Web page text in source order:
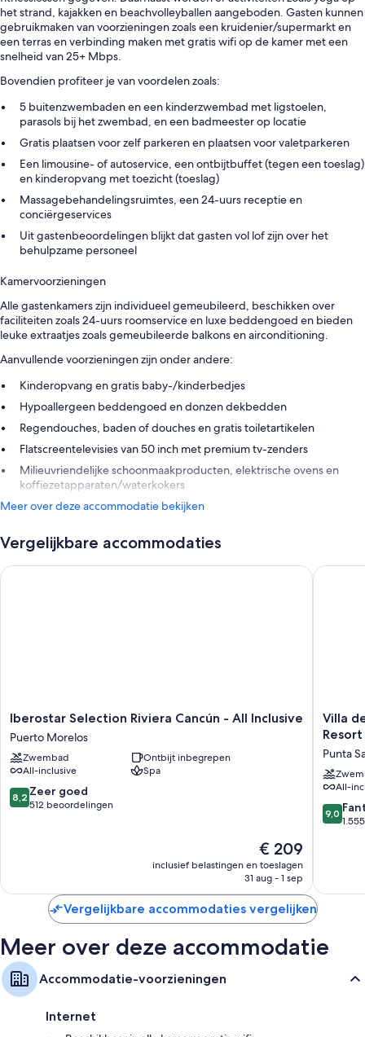
het strand, kajakken en beachvolleyballen aangeboden. Gasten kunnen
gebruikmaken van voorzieningen zoals een kruidenier/supermarkt en
een terras en verbinding maken met gratis wifi op de kamer met een
snelheid van 25+ Mbps.
Bovendien profiteer je van voordelen zoals:
5 buitenzwembaden en een kinderzwembad met ligstoelen,
parasols bij het zwembad, en een badmeester op locatie
Gratis plaatsen voor zelf parkeren en plaatsen voor valetparkeren
Een limousine- of autoservice, een ontbijtbuffet (tegen een toeslag)
en kinderopvang met toezicht (toeslag)
Massagebehandelingsruimtes, een 24-uurs receptie en
conciërgeservices
Uit gastenbeoordelingen blijkt dat gasten vol lof zijn over het
behulpzame personeel
Kamervoorzieningen
Alle gastenkamers zijn individueel gemeubileerd, beschikken over
faciliteiten zoals 24-uurs roomservice en luxe beddengoed en bieden
leuke extraatjes zoals gemeubileerde balkons en airconditioning.
Aanvullende voorzieningen zijn onder andere:
Kinderopvang en gratis baby-/kinderbedjes
Hypoallergeen beddengoed en donzen dekbedden
Regendouches, baden of douches en gratis toiletartikelen
Flatscreentelevisies van 50 inch met premium tv-zenders
Milieuvriendelijke schoonmaakproducten, elektrische ovens en
koffiezetapparaten/waterkokers
Meer over deze accommodatie bekijken
Vergelijkbare accommodaties
Iberostar
Selection
Riviera
Cancún
-
All
Inclusive
Iberostar Selection Riviera Cancún - All Inclusive
Puerto Morelos
Zwembad
Ontbijt inbegrepen
All-inclusive
Spa
8.2
van
8,2 Zeer goed
512 beoordelingen
De
prijs
is
€ 209
inclusief belastingen en toeslagen
31 aug - 1 sep
Iberostar Selection Riviera Cancún - All Inclusive
Villa
del
Cancun
All
Inclusive
Beach
Resort
Villa
Punta
All-
9.0
van
9,0
Villa del
Vergelijkbare accommodaties vergelijken
Meer over deze accommodatie
Accommodatie-voorzieningen
Internet